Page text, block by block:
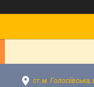
ст.м.